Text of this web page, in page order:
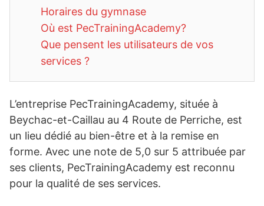
Horaires du gymnase
Où est PecTrainingAcademy?
Que pensent les utilisateurs de vos
services ?
L’entreprise PecTrainingAcademy, située à
Beychac-et-Caillau au 4 Route de Perriche, est
un lieu dédié au bien-être et à la remise en
forme. Avec une note de 5,0 sur 5 attribuée par
ses clients, PecTrainingAcademy est reconnu
pour la qualité de ses services.